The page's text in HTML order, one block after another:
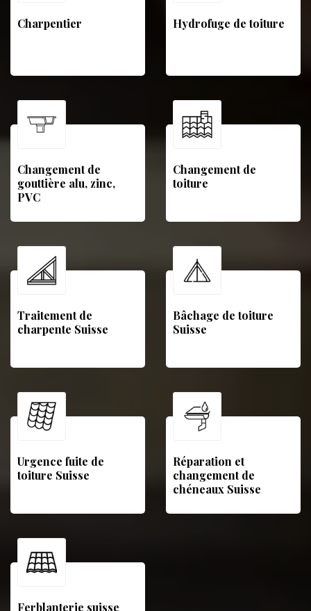
Charpentier Hydrofuge de toiture
Changement de
gouttière alu, zinc,
PVC
Changement de
toiture
Traitement de
charpente Suisse
Bâchage de toiture
Suisse
Urgence fuite de
toiture Suisse
Réparation et
changement de
chéneaux Suisse
Ferblanterie suisse